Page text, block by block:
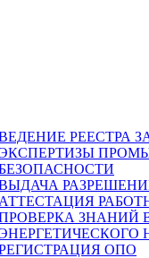
РЕЕСТРА
АТТЕСТАЦИЯ
ЗНАНИЙ
ОПО